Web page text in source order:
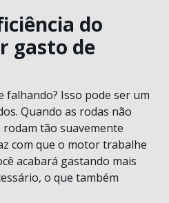
do
gasto de
falhando? Isso pode ser um
Quando as rodas não
tão suavemente
com que o motor trabalhe
acabará gastando mais
o que também